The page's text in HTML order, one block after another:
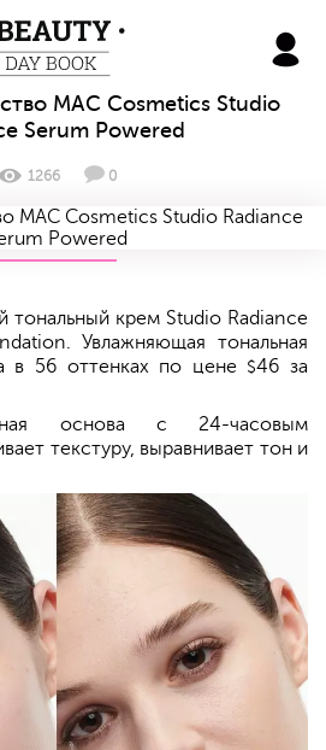
BeautyDayBook
MAC Cosmetics Studio
Serum Powered
1266 0
тональный крем Studio Radiance
Увлажняющая тональная
в 56 оттенках по цене
$46 за
основа с 24-часовым
текстуру, выравнивает тон и